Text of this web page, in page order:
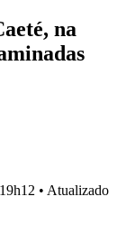
na
• Atualizado